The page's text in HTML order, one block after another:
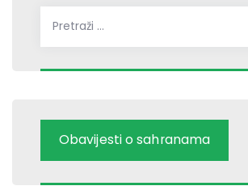
Obavijesti o sahranama